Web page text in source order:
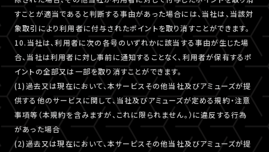
すことが適当であると判断する事由があった場合には、当社は、当該対
象取引により利用者に付与されたポイントを取り消すことができます。
10.当社は、利用者に次の各号のいずれかに該当する事由が生じた場
合、当社は利用者に対し事前に通知することなく、利用者が保有するポ
イントの全部又は一部を取り消すことができます。
(1)過去又は現在において、本サービスその他当社及びアミューズが提
供する他のサービスに関して、当社及びアミューズが定める規約・注意
事項等（本規約を含みますが、これに限られません。）に違反する行為
があった場合
(2)過去又は現在において、本サービスその他当社及びアミューズが提